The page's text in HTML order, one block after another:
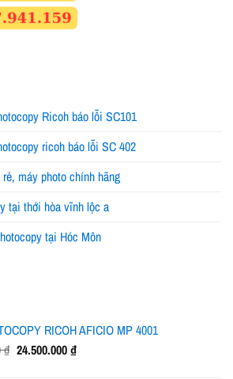
Ricoh báo lỗi SC101
ricoh báo lỗi SC 402
máy photo chính hãng
tại thới hòa vĩnh lộc a
tại Hóc Môn
RICOH AFICIO MP 4001
₫ Giá
24.500.000₫Giá